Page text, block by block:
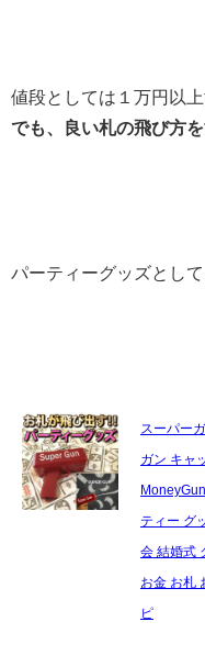
値段としては１万円以
でも、良い札の飛び方
パーティーグッズとして
スーパー
ガン キャ
ティー グ
会 結婚式
お金 お札
ピ